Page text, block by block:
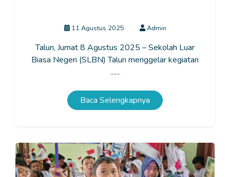
11 Agustus 2025 Admin
Talun, Jumat 8 Agustus 2025 – Sekolah Luar
Biasa Negeri (SLBN) Talun menggelar kegiatan
......
Baca Selengkapnya